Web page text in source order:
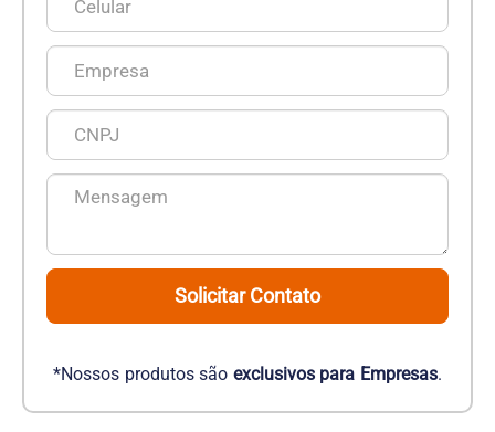
Solicitar Contato
*Nossos produtos são exclusivos para Empresas.